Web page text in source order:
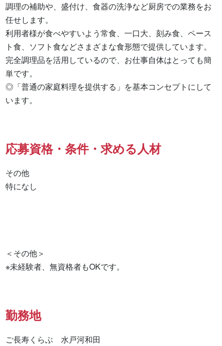
調理の補助や、盛付け、食器の洗浄など厨房での業務をお
任せします。
利用者様が食べやすいよう常食、一口大、刻み食、ペース
ト食、ソフト食などさまざまな食形態で提供しています。
完全調理品を活用しているので、お仕事自体はとっても簡
単です。
◎「普通の家庭料理を提供する」を基本コンセプトにして
います。
応募資格・条件・求める人材
その他
特になし
＜その他＞
※未経験者、無資格者もOKです。
勤務地
ご長寿くらぶ　水戸河和田